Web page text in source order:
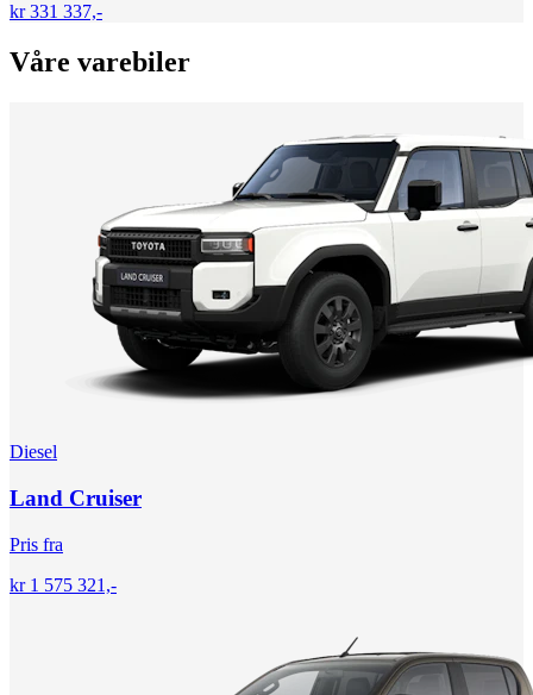
kr 331 337,-
Våre varebiler
Diesel
Land Cruiser
Pris fra
kr 1 575 321,-